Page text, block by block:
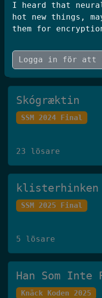
JWT Blog
SSM 2026 Kval
19 lösare
Skógræktin
SSM 2024 Final
23 lösare
klisterhinken
SSM 2025 Final
5 lösare
Han Som Inte
Knäck Koden 2025
I heard that
hot new things,
them for